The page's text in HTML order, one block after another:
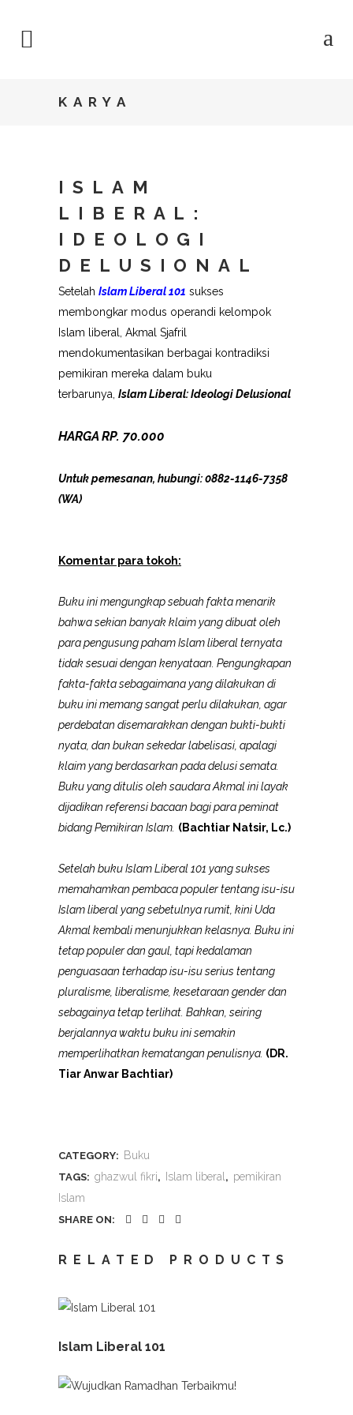
KARYA
ISLAM
LIBERAL:
IDEOLOGI
DELUSIONAL
Setelah Islam Liberal 101 sukses
membongkar modus operandi kelompok
Islam liberal, Akmal Sjafril
mendokumentasikan berbagai kontradiksi
pemikiran mereka dalam buku
terbarunya, Islam Liberal: Ideologi Delusional
HARGA RP. 70.000
Untuk pemesanan, hubungi: 0882-1146-7358
(WA)
Komentar para tokoh:
Buku ini mengungkap sebuah fakta menarik
bahwa sekian banyak klaim yang dibuat oleh
para pengusung paham Islam liberal ternyata
tidak sesuai dengan kenyataan. Pengungkapan
fakta-fakta sebagaimana yang dilakukan di
buku ini memang sangat perlu dilakukan, agar
perdebatan disemarakkan dengan bukti-bukti
nyata, dan bukan sekedar labelisasi, apalagi
klaim yang berdasarkan pada delusi semata.
Buku yang ditulis oleh saudara Akmal ini layak
dijadikan referensi bacaan bagi para peminat
bidang Pemikiran Islam. (Bachtiar Natsir, Lc.)
Setelah bukuIslam Liberal 101 yang sukses
memahamkan pembaca populer tentang isu-isu
Islam liberal yang sebetulnya rumit, kini Uda
Akmal kembali menunjukkan kelasnya. Buku ini
tetap populer dan gaul, tapi kedalaman
penguasaan terhadap isu-isu serius tentang
pluralisme, liberalisme, kesetaraan gender dan
sebagainya tetap terlihat. Bahkan, seiring
berjalannya waktu buku ini semakin
memperlihatkan kematangan penulisnya. (DR.
Tiar Anwar Bachtiar)
CATEGORY: Buku
TAGS: ghazwul fikri, Islam liberal , pemikiran
Islam
SHARE ON:
RELATED PRODUCTS
Islam Liberal 101